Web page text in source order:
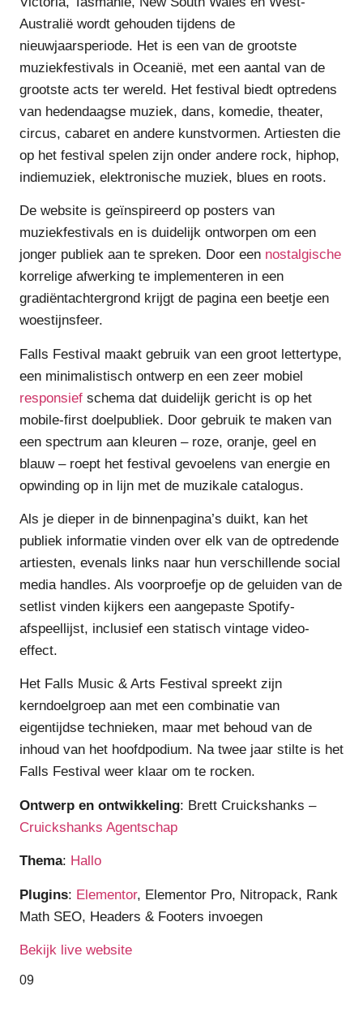
Australië wordt gehouden tijdens de
nieuwjaarsperiode. Het is een van de grootste
muziekfestivals in Oceanië, met een aantal van de
grootste acts ter wereld. Het festival biedt optredens
van hedendaagse muziek, dans, komedie, theater,
circus, cabaret en andere kunstvormen. Artiesten die
op het festival spelen zijn onder andere rock, hiphop,
indiemuziek, elektronische muziek, blues en roots.
De website is geïnspireerd op posters van
muziekfestivals en is duidelijk ontworpen om een
jonger publiek aan te spreken. Door een nostalgische
korrelige afwerking te implementeren in een
gradiëntachtergrond krijgt de pagina een beetje een
woestijnsfeer.
Falls Festival maakt gebruik van een groot lettertype,
een minimalistisch ontwerp en een zeer mobiel
responsief schema dat duidelijk gericht is op het
mobile-first doelpubliek. Door gebruik te maken van
een spectrum aan kleuren – roze, oranje, geel en
blauw – roept het festival gevoelens van energie en
opwinding op in lijn met de muzikale catalogus.
Als je dieper in de binnenpagina’s duikt, kan het
publiek informatie vinden over elk van de optredende
artiesten, evenals links naar hun verschillende social
media handles. Als voorproefje op de geluiden van de
setlist vinden kijkers een aangepaste Spotify-
afspeellijst, inclusief een statisch vintage video-
effect.
Het Falls Music & Arts Festival spreekt zijn
kerndoelgroep aan met een combinatie van
eigentijdse technieken, maar met behoud van de
inhoud van het hoofdpodium. Na twee jaar stilte is het
Falls Festival weer klaar om te rocken.
Ontwerp en ontwikkeling: Brett Cruickshanks –
Cruickshanks Agentschap
Thema: Hallo
Plugins: Elementor, Elementor Pro, Nitropack, Rank
Math SEO, Headers & Footers invoegen
Bekijk live website
09